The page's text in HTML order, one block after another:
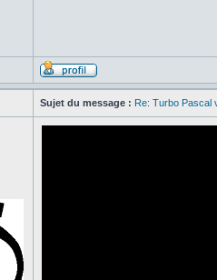
Sujet du message : Re: Turbo Pascal